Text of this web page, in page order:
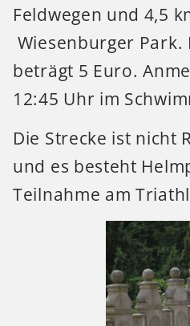
Feldwegen und 4,5
Wiesenburger
beträgt 5 Euro.
12:45 Uhr im
Die Strecke ist nicht
und es besteht
Teilnahme am